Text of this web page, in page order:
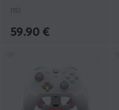
(15)
59.90 €